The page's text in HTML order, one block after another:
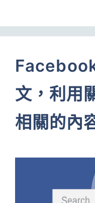
文，利用
相關的內